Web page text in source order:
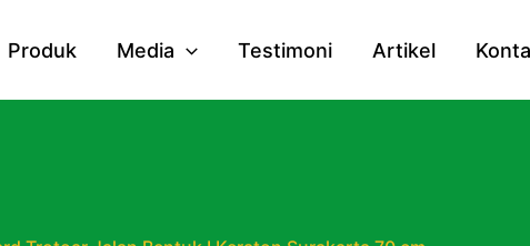
Produk Media Testimoni Artikel